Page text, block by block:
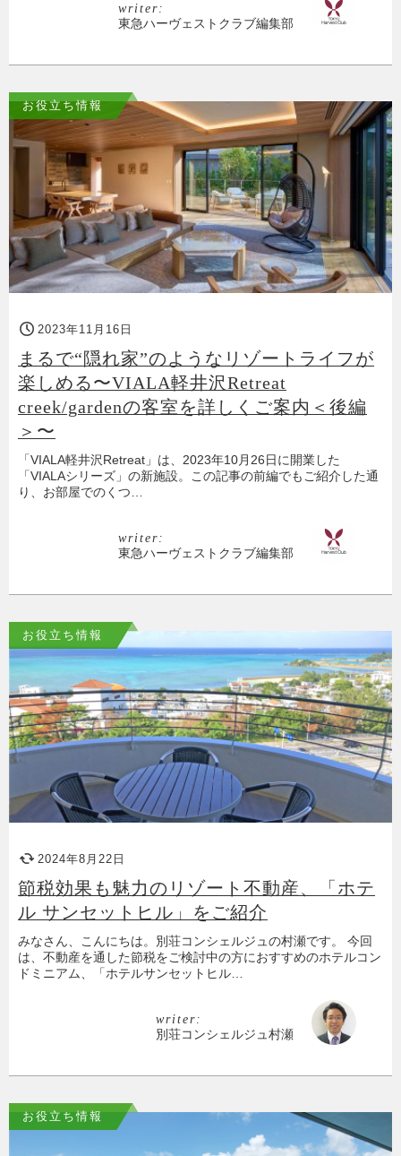
writer:
東急ハーヴェストクラブ編集部
お役立ち情報
2023年11月16日
まるで“隠れ家”のようなリゾートライフが
楽しめる〜VIALA軽井沢Retreat
creek/gardenの客室を詳しくご案内＜後編
＞〜
「VIALA軽井沢Retreat」は、2023年10月26日に開業した
「VIALAシリーズ」の新施設。この記事の前編でもご紹介した通
り、お部屋でのくつ…
writer:
東急ハーヴェストクラブ編集部
お役立ち情報
2024年8月22日
節税効果も魅力のリゾート不動産、「ホテ
ル サンセットヒル」をご紹介
みなさん、こんにちは。別荘コンシェルジュの村瀬です。 今回
は、不動産を通した節税をご検討中の方におすすめのホテルコン
ドミニアム、「ホテルサンセットヒル…
writer:
別荘コンシェルジュ村瀬
お役立ち情報